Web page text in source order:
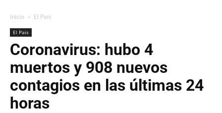
Inicio El Pais
El Pais
Coronavirus: hubo 4
muertos y 908 nuevos
contagios en las últimas 24
horas